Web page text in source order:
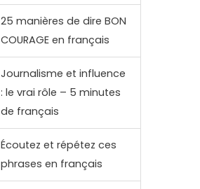
25 manières de dire BON
COURAGE en français
Journalisme et influence
: le vrai rôle – 5 minutes
de français
Écoutez et répétez ces
phrases en français